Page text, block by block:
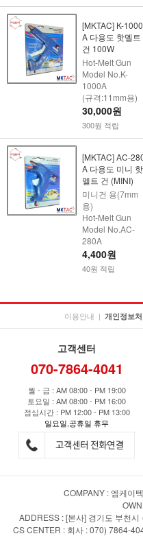
[MKTAC] K-1000
A 다용도 핫멜트
건 100W
Hot-Melt Gun
Model No.K-
1000A
(규격:11mm용)
30,000원
300원 적립
[MKTAC] AC-
A 다용도 미니 핫
멜트 건 (MINI)
미니건 용(7mm
용)
Hot-Melt Gun
Model No.AC-
280A
4,400원
40원 적립
이용안내 | 개인정보
고객센터
070-7864-4041
월 - 금 : AM 08:00 - PM 19:00
토요일 : AM 08:00 - PM 16:00
점심시간 : PM 12:00 - PM 13:00
일요일,공휴일 휴무
COMPANY : 엠케이
ADDRESS : [본사] 경기도 부천
CS CENTER : 회사 : 070) 7864-